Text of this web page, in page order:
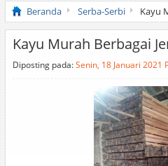
Masker Sprilulina Tiens
Beranda Serba-Serbi Kayu
Kayu Murah Berbagai
Diposting pada:Senin, 18 Januari 2021